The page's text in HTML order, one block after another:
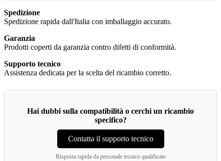
Spedizione
Spedizione rapida dall'Italia con imballaggio accurato.
Garanzia
Prodotti coperti da garanzia contro difetti di conformità.
Supporto tecnico
Assistenza dedicata per la scelta del ricambio corretto.
Hai dubbi sulla compatibilità o cerchi un ricambio
specifico?
Contatta il supporto tecnico
Risposta rapida da personale tecnico qualificato